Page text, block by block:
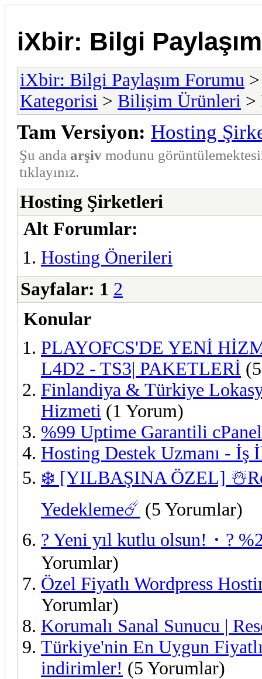
iXbir: Bilgi
iXbir: Bilgi Paylaşım Forumu
Kategorisi > Bilişim Ürünleri >
Tam Versiyon: Hosting
Şu anda arşiv modunu
tıklayınız.
Hosting Şirketleri
Alt Forumlar:
Hosting Önerileri
Sayfalar: 1 2
Konular
PLAYOFCS'DE YENİ
L4D2 - TS3| PAKETLERİ
Finlandiya & Türkiye
Hizmeti (1 Yorum)
%99 Uptime Garantili
Hosting Destek Uzmanı - İş
❄️ [YILBAŞINA ÖZEL]
Yedekleme☄️ (5 Yorumlar)
? Yeni yıl kutlu olsun!・?
Yorumlar)
Özel Fiyatlı Wordpress
Yorumlar)
Korumalı Sanal Sunucu |
Türkiye'nin En Uygun
indirimler! (5 Yorumlar)